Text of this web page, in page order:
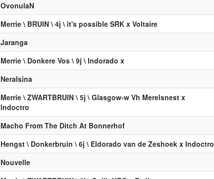
OvonulaN
Merrie \ BRUIN \ 4j \ it's possible SRK x Voltaire
Jaranga
Merrie \ Donkere Vos \ 9j \ Indorado x
Neralsina
Merrie \ ZWARTBRUIN \ 5j \ Glasgow-w Vh Merelsnest x
Indoctro
Macho From The Ditch At Bonnerhof
Hengst \ Donkerbruin \ 6j \ Eldorado van de Zeshoek x Indoctro
Nouvelle